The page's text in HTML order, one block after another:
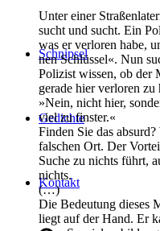
Schnip­sel
Gedich­te
Kon­takt
Unter einer
sucht und sucht. Ein
was er ver­lo­ren habe,
nen Schlüs­sel«. Nun
Poli­zist wis­sen, ob der
gera­de hier ver­lo­ren
»Nein, nicht hier,
viel zu finster.«
Fin­den Sie das
fal­schen Ort. Der
Suche zu nichts führt,
nichts.
(…)
Die Bedeu­tung die­ses
liegt auf der Hand. Er